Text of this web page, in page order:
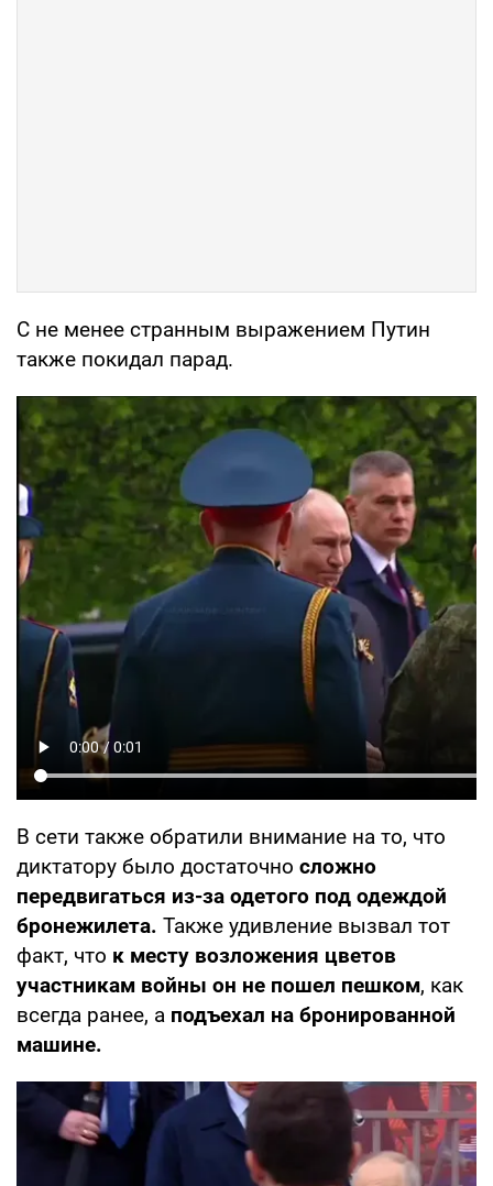
С не менее странным выражением Путин
также покидал парад.
В сети также обратили внимание на то, что
диктатору было достаточно сложно
передвигаться из-за одетого под одеждой
бронежилета. Также удивление вызвал тот
факт, что к месту возложения цветов
участникам войны он не пошел пешком, как
всегда ранее, а подъехал на бронированной
машине.